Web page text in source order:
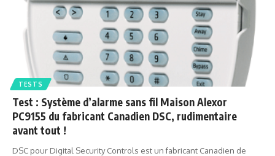
TESTS
Test : Système d’alarme sans fil Maison Alexor
PC9155 du fabricant Canadien DSC, rudimentaire
avant tout !
DSC pour Digital Security Controls est un fabricant Canadien de